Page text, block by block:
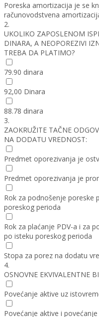
Poreska amortizacija je se
računovodstvena
2.
UKOLIKO ZAPOSLENOM
DINARA, A NEOPOREZIVI
TREBA DA PLATIMO?
79.90 dinara
92,00 Dinara
88.78 dinara
3.
ZAOKRUŽITE TAČNE
NA DODATU VREDNOST:
Predmet oporezivanja je
Predmet oporezivanja je
Rok za podnošenje poreske
poreskog perioda
Rok za plaćanje PDV-a i za
po isteku poreskog perioda
Stopa za porez na dodatu
4.
OSNOVNE EKVIVALENTNE
Povećanje aktive uz
Povećanje aktive i